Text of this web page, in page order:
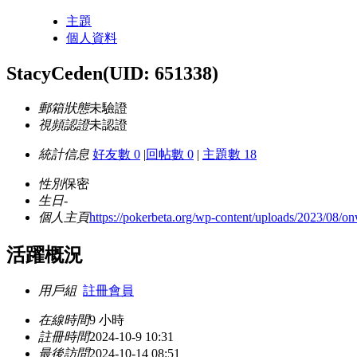
主題
個人資料
StacyCeden(UID: 651338)
郵箱狀態未驗證
視頻認證未認證
統計信息 好友數 0 |回帖數 0 | 主題數 18
性別保密
生日-
個人主頁https://pokerbeta.org/wp-content/uploads/2023/08/
活躍概況
用戶組 註冊會員
在線時間9 小時
註冊時間2024-10-9 10:31
最後訪問2024-10-14 08:51